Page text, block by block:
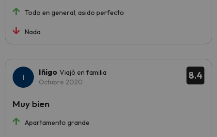
Todo en general, asido perfecto
Nada
8.4
Iñigo Viajó en familia
Octubre 2020
Apartamento grande
Muy bien